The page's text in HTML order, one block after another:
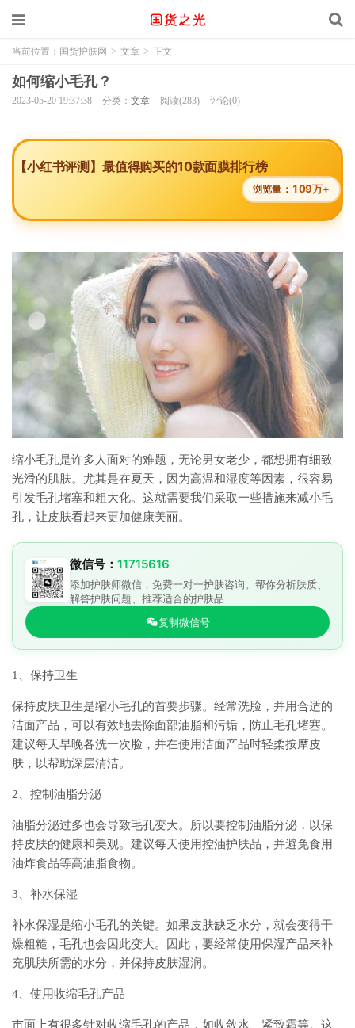
当前位置： 国货护肤网 > 文章 > 正文
如何缩小毛孔？
2023-05-20 19:37:38 分类： 文章 阅读(283) 评论(0)
【小红书评测】最值得购买的10款面膜排行榜
浏览量： 109万+
缩小毛孔是许多人面对的难题，无论男女老少，都想拥有细致
光滑的肌肤。尤其是在夏天，因为高温和湿度等因素，很容易
引发毛孔堵塞和粗大化。这就需要我们采取一些措施来减小毛
孔，让皮肤看起来更加健康美丽。
微信号： 11715616
添加护肤师微信，免费一对一护肤咨询。帮你分析肤质、
解答护肤问题、推荐适合的护肤品
复制微信号
1、保持卫生
保持皮肤卫生是缩小毛孔的首要步骤。经常洗脸，并用合适的
洁面产品，可以有效地去除面部油脂和污垢，防止毛孔堵塞。
建议每天早晚各洗一次脸，并在使用洁面产品时轻柔按摩皮
肤，以帮助深层清洁。
2、控制油脂分泌
油脂分泌过多也会导致毛孔变大。所以要控制油脂分泌，以保
持皮肤的健康和美观。建议每天使用控油护肤品，并避免食用
油炸食品等高油脂食物。
3、补水保湿
补水保湿是缩小毛孔的关键。如果皮肤缺乏水分，就会变得干
燥粗糙，毛孔也会因此变大。因此，要经常使用保湿产品来补
充肌肤所需的水分，并保持皮肤湿润。
4、使用收缩毛孔产品
市面上有很多针对收缩毛孔的产品，如收敛水、紧致霜等。这